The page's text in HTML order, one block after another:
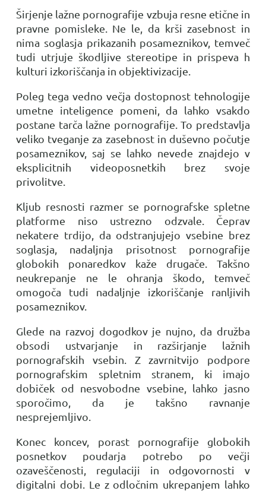
Širjenje lažne pornografije vzbuja resne etične in
pravne pomisleke. Ne le, da krši zasebnost in
nima soglasja prikazanih posameznikov, temveč
tudi utrjuje škodljive stereotipe in prispeva h
kulturi izkoriščanja in objektivizacije.
Poleg tega vedno večja dostopnost tehnologije
umetne inteligence pomeni, da lahko vsakdo
postane tarča lažne pornografije. To predstavlja
veliko tveganje za zasebnost in duševno počutje
posameznikov, saj se lahko nevede znajdejo v
eksplicitnih videoposnetkih brez svoje
privolitve.
Kljub resnosti razmer se pornografske spletne
platforme niso ustrezno odzvale. Čeprav
nekatere trdijo, da odstranjujejo vsebine brez
soglasja, nadaljnja prisotnost pornografije
globokih ponaredkov kaže drugače. Takšno
neukrepanje ne le ohranja škodo, temveč
omogoča tudi nadaljnje izkoriščanje ranljivih
posameznikov.
Glede na razvoj dogodkov je nujno, da družba
obsodi ustvarjanje in razširjanje lažnih
pornografskih vsebin. Z zavrnitvijo podpore
pornografskim spletnim stranem, ki imajo
dobiček od nesvobodne vsebine, lahko jasno
sporočimo, da je takšno ravnanje
nesprejemljivo.
Konec koncev, porast pornografije globokih
posnetkov poudarja potrebo po večji
ozaveščenosti, regulaciji in odgovornosti v
digitalni dobi. Le z odločnim ukrepanjem lahko